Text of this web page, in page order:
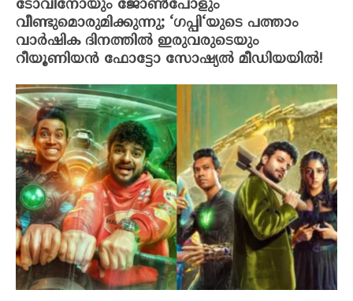
ടോവിനോയും ജോൺപോളും
വീണ്ടുമൊരുമിക്കുന്നു; ‘ഗപ്പി‘യുടെ പത്താം
വാർഷിക ദിനത്തിൽ ഇരുവരുടെയും
റീയൂണിയൻ ഫോട്ടോ സോഷ്യൽ മീഡിയയിൽ!